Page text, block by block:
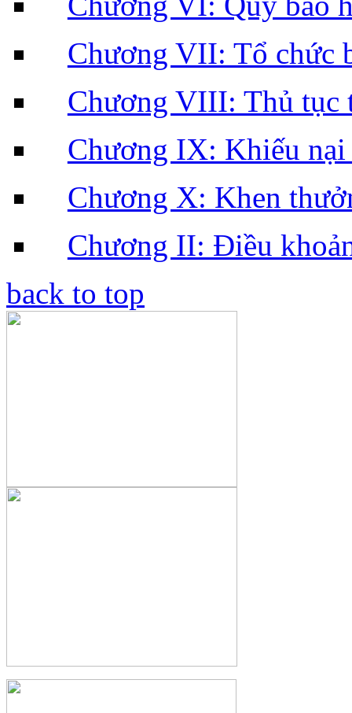
Chương VII: Tổ chức
Chương VIII: Thủ tục
Chương IX: Khiếu nại
Chương X: Khen
Chương II: Điều
back to top